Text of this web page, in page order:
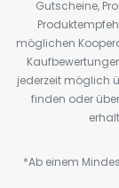
Gutscheine,
möglichen
jederzeit möglich
finden oder
*Ab einem